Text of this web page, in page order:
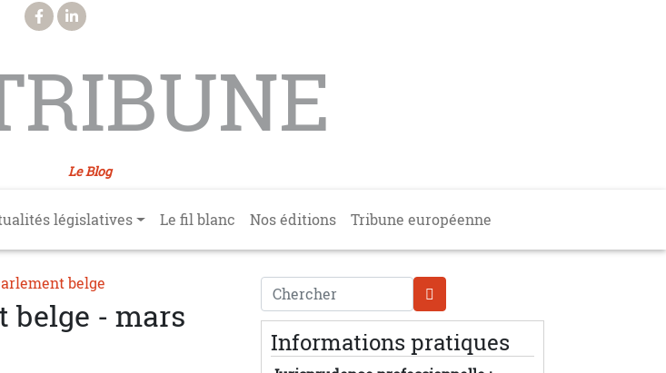
Le Blog
législatives Le fil blanc Nos éditions Tribune européenne
belge
belge - mars
Chercher
Informations pratiques